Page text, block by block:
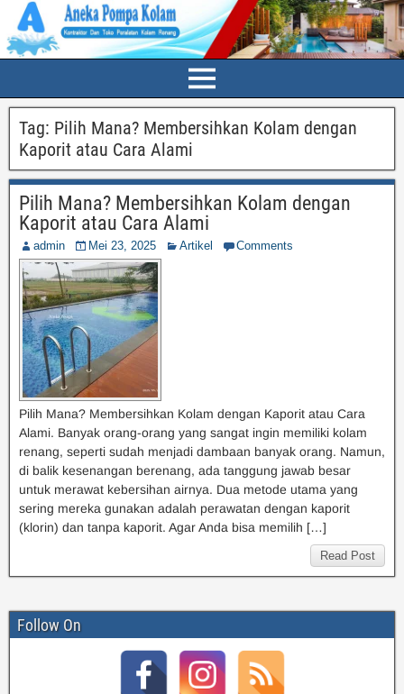
Tag: Pilih Mana? Membersihkan Kolam dengan
Kaporit atau Cara Alami
Pilih Mana? Membersihkan Kolam dengan
Kaporit atau Cara Alami
admin Mei 23, 2025 Artikel Comments
Pilih Mana? Membersihkan Kolam dengan Kaporit atau Cara
Alami. Banyak orang-orang yang sangat ingin memiliki kolam
renang, seperti sudah menjadi dambaan banyak orang. Namun,
di balik kesenangan berenang, ada tanggung jawab besar
untuk merawat kebersihan airnya. Dua metode utama yang
sering mereka gunakan adalah perawatan dengan kaporit
(klorin) dan tanpa kaporit. Agar Anda bisa memilih […]
Read Post
Follow On